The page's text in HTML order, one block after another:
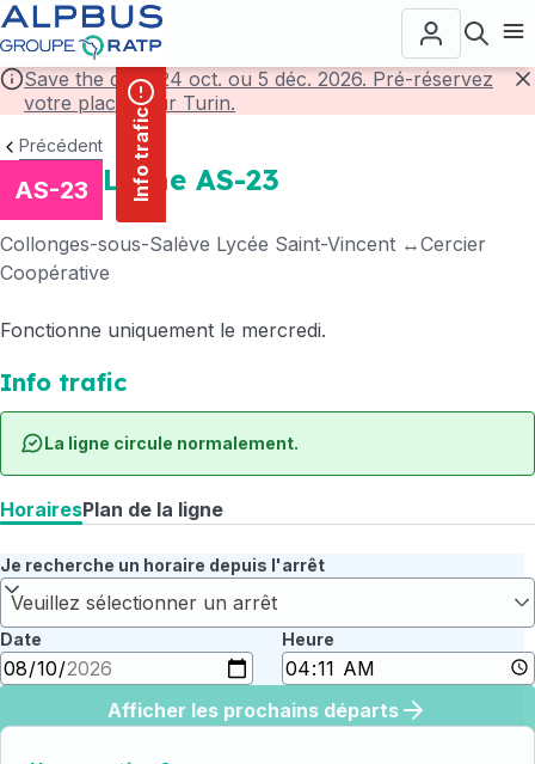
principal
Save the date! 24 oct. ou 5 déc. 2026. Pré-réservez
votre place pour Turin.
Info trafic
Précédent
AS-23 Ligne AS-23
Collonges-sous-Salève Lycée Saint-Vincent
Cercier
Coopérative
Fonctionne uniquement le mercredi.
Info trafic
La ligne circule normalement.
HorairesPlan de la ligne
Je recherche un horaire depuis l'arrêt
Veuillez sélectionner un arrêt
Date Heure
Afficher les prochains départs
Panneau de gestion des cookies